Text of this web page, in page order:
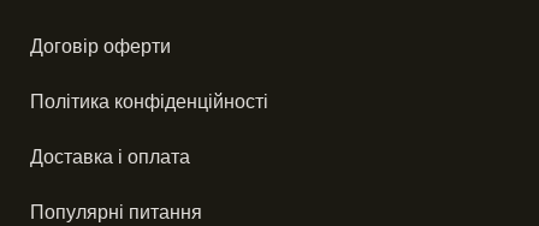
Договір оферти
Політика конфіденційності
Доставка і оплата
Популярні питання